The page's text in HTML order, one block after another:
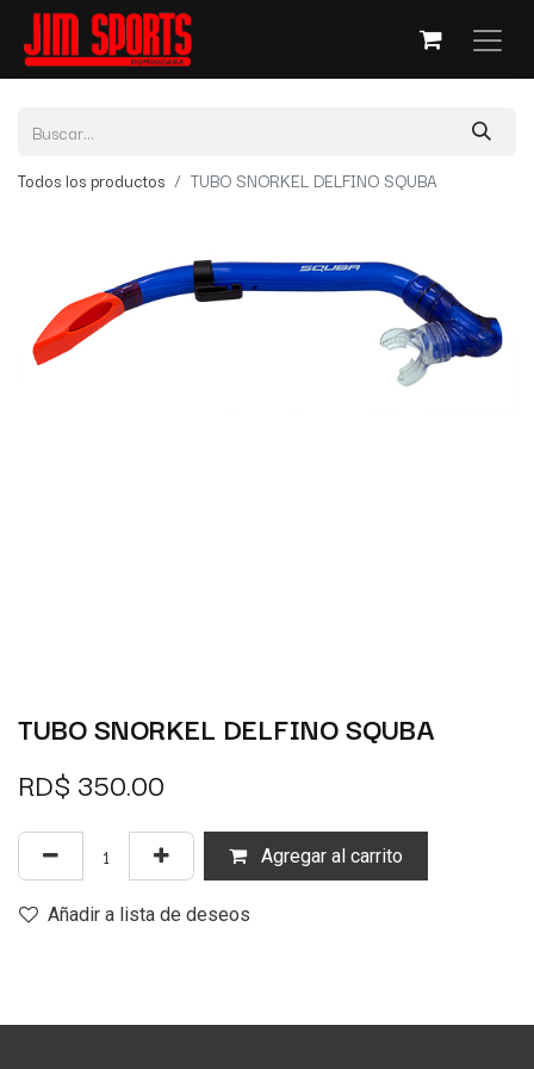
Todos los productos TUBO SNORKEL DELFINO SQUBA
TUBO SNORKEL DELFINO SQUBA
RD$ 350.00
Agregar al carrito
Añadir a lista de deseos